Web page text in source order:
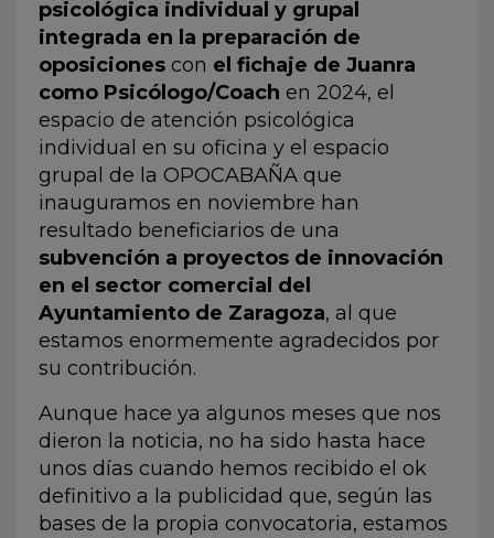
psicológica individual y grupal
integrada en la preparación de
oposiciones con el fichaje de Juanra
como Psicólogo/Coach en 2024, el
espacio de atención psicológica
individual en su oficina y el espacio
grupal de la OPOCABAÑA que
inauguramos en noviembre han
resultado beneficiarios de una
subvención a proyectos de innovación
en el sector comercial del
Ayuntamiento de Zaragoza, al que
estamos enormemente agradecidos por
su contribución.
Aunque hace ya algunos meses que nos
dieron la noticia, no ha sido hasta hace
unos días cuando hemos recibido el ok
definitivo a la publicidad que, según las
bases de la propia convocatoria, estamos